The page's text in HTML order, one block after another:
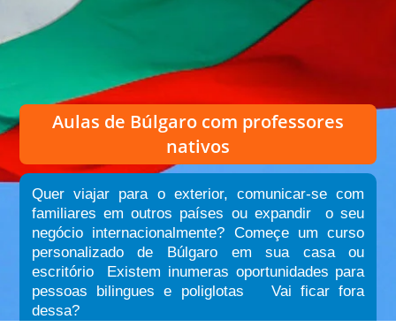
Aulas de Búlgaro com professores
nativos
Quer viajar para o exterior, comunicar-se com
familiares em outros países ou expandir o seu
negócio internacionalmente? Começe um curso
personalizado de Búlgaro em sua casa ou
escritório Existem inumeras oportunidades para
pessoas bilingues e poliglotas Vai ficar fora
dessa?